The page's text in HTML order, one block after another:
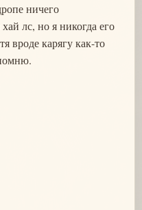
ничего
лс, но я никогда его
вроде карягу как-то